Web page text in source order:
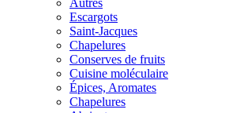
Autres
Escargots
Saint-Jacques
Chapelures
Conserves de fruits
Cuisine moléculaire
Épices, Aromates
Chapelures